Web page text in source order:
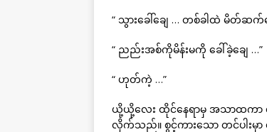
“ သွားခေါ်ချေ … တစ်ခါထဲ မိတ်ဆက်
“ ညည်းအစ်ကိုမိန်းမကို ခေါ်ခဲ့ချေ …”
“ ဟုတ်ကဲ့ …”
ယို့ယို့လေး ထိုင်နေရာမှ အသာထကာ
လိုက်သည်။ စွင့်ကားသော တင်ပါးမှာ